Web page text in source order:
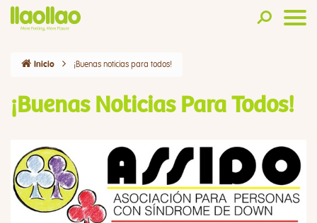
Inicio ¡Buenas noticias para todos!
¡Buenas Noticias Para Todos!